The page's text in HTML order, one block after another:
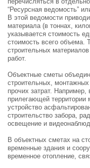
“Ресурсная ведомость”
В этой ведомости
материала (в тоннах,
указывается стоимость
стоимость всего объема.
строительных
работ.
Объектные сметы
строительных,
прочих затрат. Например,
прилегающей территории
устройство
строительство забора,
освещение и
В объектных сметах на
временные здания и
временное отопление,